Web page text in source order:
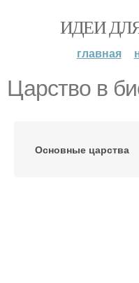
ИДЕИ
главная
Царство в
Основные царства